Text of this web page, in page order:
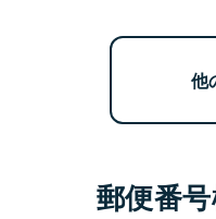
他
郵便番